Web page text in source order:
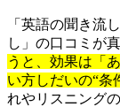
「英語の聞き流
し」の口コミが
うと、効果は「
い方しだいの“条
れやリスニング